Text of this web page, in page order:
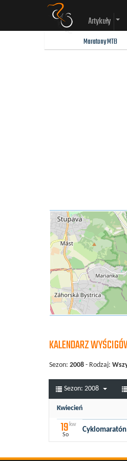
Artykuły
Maratony MTB
KALENDARZ
Sezon: 2008 - Rodzaj:
Sezon: 2008
Kwiecień
19 kw
So